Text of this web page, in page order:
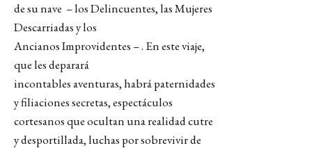
de su nave – los Delincuentes, las Mujeres
Descarriadas y los
Ancianos Improvidentes – . En este viaje,
que les deparará
incontables aventuras, habrá paternidades
y filiaciones secretas, espectáculos
cortesanos que ocultan una realidad cutre
y desportillada, luchas por sobrevivir de